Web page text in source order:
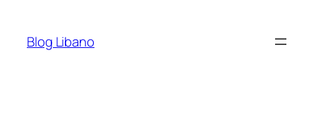
Blog Libano